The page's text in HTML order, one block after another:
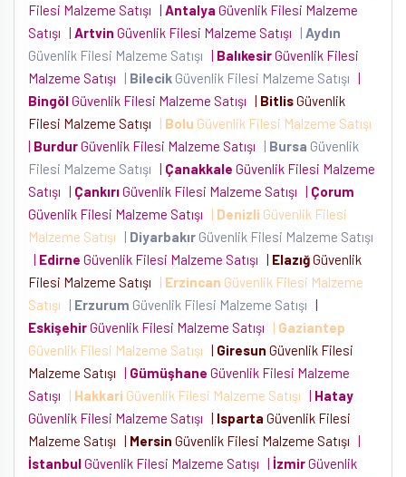
Filesi Malzeme Satışı | Antalya Güvenlik Filesi Malzeme
Satışı | Artvin Güvenlik Filesi Malzeme Satışı | Aydın
Güvenlik Filesi Malzeme Satışı | BalıkesirGüvenlik Filesi
Malzeme Satışı
| Bilecik Güvenlik Filesi Malzeme Satışı |
BingölGüvenlik Filesi Malzeme Satışı | BitlisGüvenlik
Filesi Malzeme Satışı
| Bolu Güvenlik Filesi Malzeme Satışı
| BurdurGüvenlik Filesi Malzeme Satışı | Bursa Güvenlik
Filesi Malzeme Satışı | Çanakkale Güvenlik Filesi Malzeme
Satışı | ÇankırıGüvenlik Filesi Malzeme Satışı | Çorum
Güvenlik Filesi Malzeme Satışı
| Denizli Güvenlik Filesi
Malzeme Satışı
| Diyarbakır Güvenlik Filesi Malzeme Satışı
| Edirne Güvenlik Filesi Malzeme Satışı | ElazığGüvenlik
Filesi Malzeme Satışı
| Erzincan Güvenlik Filesi Malzeme
Satışı
| Erzurum Güvenlik Filesi Malzeme Satışı |
EskişehirGüvenlik Filesi Malzeme Satışı | Gaziantep
Güvenlik Filesi Malzeme Satışı | Giresun Güvenlik Filesi
Malzeme Satışı | Gümüşhane Güvenlik Filesi Malzeme
Satışı
| Hakkari Güvenlik Filesi Malzeme Satışı | Hatay
Güvenlik Filesi Malzeme Satışı | Isparta Güvenlik Filesi
Malzeme Satışı | Mersin Güvenlik Filesi Malzeme Satışı |
İstanbulGüvenlik Filesi Malzeme Satışı | İzmirGüvenlik